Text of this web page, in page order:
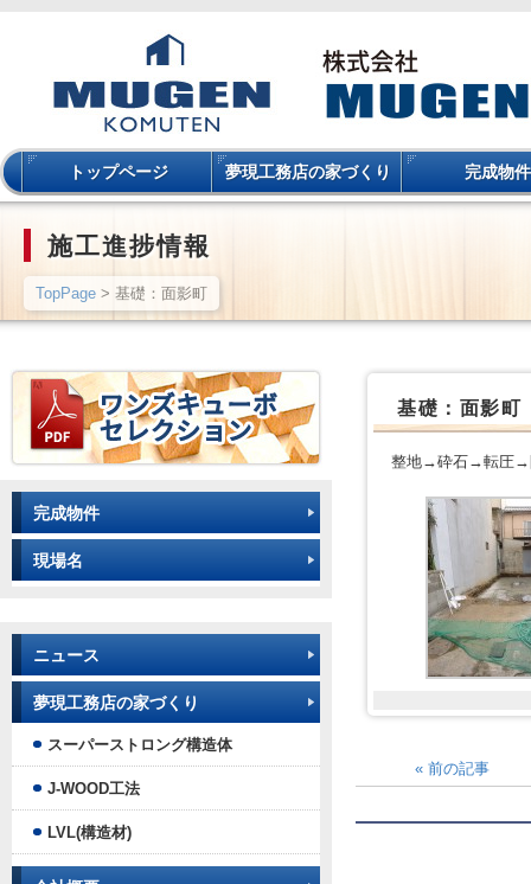
トップページ 夢現工務店の家づくり 完成物件
施工進捗情報
TopPage > 基礎：面影町
基礎：面影町
整地→砕石→転圧→
« 前の記事
完成物件
現場名
ニュース
夢現工務店の家づくり
スーパーストロング構造体
J-WOOD工法
LVL(構造材)